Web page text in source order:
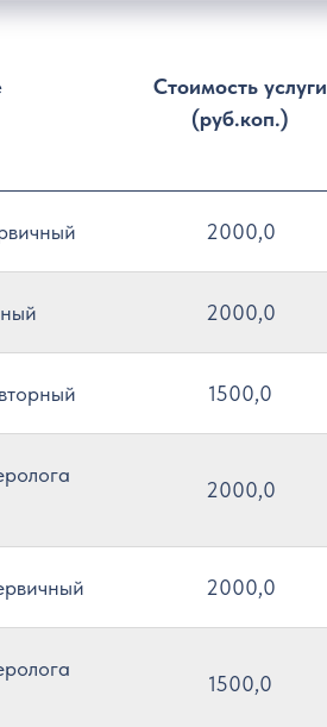
Стоимость услуги
(руб.коп.)
2000,0
2000,0
1500,0
2000,0
2000,0
1500,0